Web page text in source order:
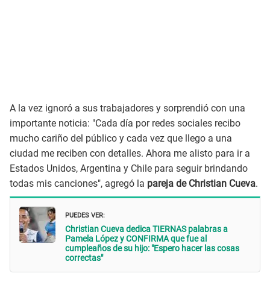
A la vez ignoró a sus trabajadores y sorprendió con una
importante noticia: "Cada día por redes sociales recibo
mucho cariño del público y cada vez que llego a una
ciudad me reciben con detalles. Ahora me alisto para ir a
Estados Unidos, Argentina y Chile para seguir brindando
todas mis canciones", agregó la pareja de Christian Cueva.
PUEDES VER:
Christian Cueva dedica TIERNAS palabras a
Pamela López y CONFIRMA que fue al
cumpleaños de su hijo: "Espero hacer las cosas
correctas"